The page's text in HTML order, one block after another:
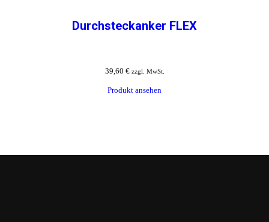
Durchsteckanker FLEX
39,60 € zzgl. MwSt.
Produkt ansehen